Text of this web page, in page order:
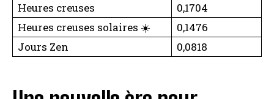
Heures creuses
0,1704
Heures creuses solaires ☀️
0,1476
Jours Zen
0,0818